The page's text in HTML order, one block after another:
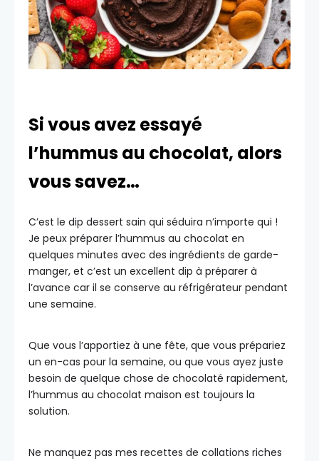
Si vous avez essayé
l’hummus au chocolat, alors
vous savez…
C’est le dip dessert sain qui séduira n’importe qui !
Je peux préparer l’hummus au chocolat en
quelques minutes avec des ingrédients de garde-
manger, et c’est un excellent dip à préparer à
l’avance car il se conserve au réfrigérateur pendant
une semaine.
Que vous l’apportiez à une fête, que vous prépariez
un en-cas pour la semaine, ou que vous ayez juste
besoin de quelque chose de chocolaté rapidement,
l’hummus au chocolat maison est toujours la
solution.
Ne manquez pas mes recettes de collations riches